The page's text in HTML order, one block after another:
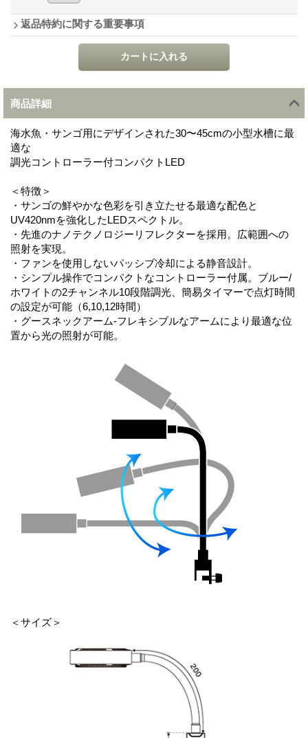
返品特約に関する重要事項
商品詳細
海水魚・サンゴ用にデザインされた30〜45cmの小型水槽に最
適な
調光コントローラー付コンパクトLED
＜特徴＞
・サンゴの鮮やかな色彩を引き立たせる最適な配色と
UV420nmを強化したLEDスペクトル。
・先進のナノテクノロジーリフレクターを採用。広範囲への
照射を実現。
・ファンを使用しないパッシブ冷却による静音設計。
・シンプル操作でコンパクトなコントローラー付属。ブルー/
ホワイトの2チャンネル10段階調光、簡易タイマーで点灯時間
の設定が可能（6,10,12時間）
・グースネックアーム-フレキシブルなアームにより最適な位
置から光の照射が可能。
＜サイズ＞